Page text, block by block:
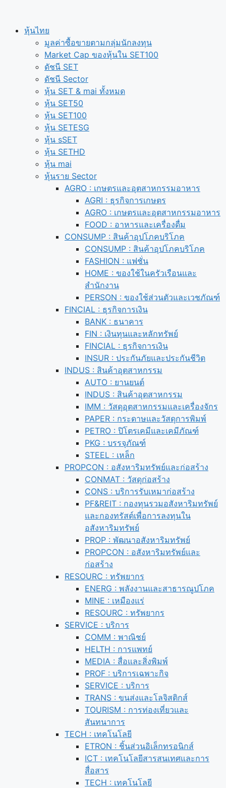
หุ้นไทย
มูลค่าซื้อขายตามกลุ่มนักลงทุน
Market Cap ของหุ้นใน SET100
ดัชนี SET
ดัชนี Sector
หุ้น SET & mai ทั้งหมด
หุ้น SET50
หุ้น SET100
หุ้น SETESG
หุ้น sSET
หุ้น SETHD
หุ้น mai
หุ้นราย Sector
AGRO : เกษตรและอุตสาหกรรมอาหาร
AGRI : ธุรกิจการเกษตร
AGRO : เกษตรและอุตสาหกรรมอาหาร
FOOD : อาหารและเครื่องดื่ม
CONSUMP : สินค้าอุปโภคบริโภค
CONSUMP : สินค้าอุปโภคบริโภค
FASHION : แฟชั่น
HOME : ของใช้ในครัวเรือนและ
สำนักงาน
PERSON : ของใช้ส่วนตัวและเวชภัณฑ์
FINCIAL : ธุรกิจการเงิน
BANK : ธนาคาร
FIN : เงินทุนและหลักทรัพย์
FINCIAL : ธุรกิจการเงิน
INSUR : ประกันภัยและประกันชีวิต
INDUS : สินค้าอุตสาหกรรม
AUTO : ยานยนต์
INDUS : สินค้าอุตสาหกรรม
IMM : วัสดุอุตสาหกรรมและเครื่องจักร
PAPER : กระดาษและวัสดุการพิมพ์
PETRO : ปิโตรเคมีและเคมีภัณฑ์
PKG : บรรจุภัณฑ์
STEEL : เหล็ก
PROPCON : อสังหาริมทรัพย์และก่อสร้าง
CONMAT : วัสดุก่อสร้าง
CONS : บริการรับเหมาก่อสร้าง
PF&REIT : กองทุนรวมอสังหาริมทรัพย์
และกองทรัสต์เพื่อการลงทุนใน
อสังหาริมทรัพย์
PROP : พัฒนาอสังหาริมทรัพย์
PROPCON : อสังหาริมทรัพย์และ
ก่อสร้าง
RESOURC : ทรัพยากร
ENERG : พลังงานและสาธารณูปโภค
MINE : เหมืองแร่
RESOURC : ทรัพยากร
SERVICE : บริการ
COMM : พาณิชย์
HELTH : การแพทย์
MEDIA : สื่อและสิ่งพิมพ์
PROF : บริการเฉพาะกิจ
SERVICE : บริการ
TRANS : ขนส่งและโลจิสติกส์
TOURISM : การท่องเที่ยวและ
สันทนาการ
TECH : เทคโนโลยี
ETRON : ชิ้นส่วนอิเล็กทรอนิกส์
ICT : เทคโนโลยีสารสนเทศและการ
สื่อสาร
TECH : เทคโนโลยี